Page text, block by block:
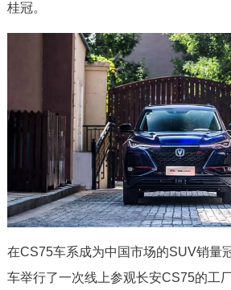
桂冠。
在CS75车系成为中国市场的SUV销量
车举行了一次线上参观长安CS75的工